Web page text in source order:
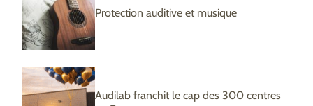
Protection auditive et musique
Audilab franchit le cap des 300 centres